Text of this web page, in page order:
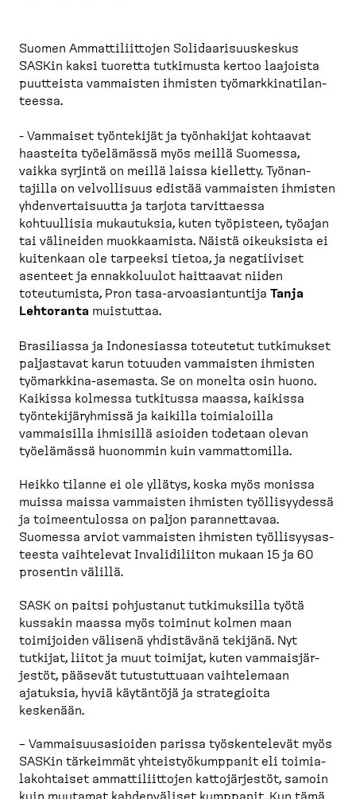
Suomen Ammatti­liittojen Solidaa­ri­suus­keskus
SASKin kaksi tuoretta tutkimusta kertoo laajoista
puutteista vammaisten ihmisten työmark­ki­na­ti­lan­
teessa.
- Vammaiset työntekijät ja työnhakijat kohtaavat
haasteita työelämässä myös meillä Suomessa,
vaikka syrjintä on meillä laissa kielletty. Työnan­
tajilla on velvol­lisuus edistää vammaisten ihmisten
yhdenver­tai­suutta ja tarjota tarvit­taessa
kohtuullisia mukautuksia, kuten työpisteen, työajan
tai välineiden muokkaamista. Näistä oikeuksista ei
kuitenkaan ole tarpeeksi tietoa, ja negatiiviset
asenteet ja ennakko­luulot haittaavat niiden
toteutumista, Pron tasa-​arvoasian­tuntija Tanja
Lehtoranta muistuttaa.
Brasiliassa ja Indone­siassa toteutetut tutkimukset
paljastavat karun totuuden vammaisten ihmisten
työmarkkina-​asemasta. Se on monelta osin huono.
Kaikissa kolmessa tutkitussa maassa, kaikissa
työnte­ki­jä­ryhmissä ja kaikilla toimia­loilla
vammaisilla ihmisillä asioiden todetaan olevan
työelämässä huonommin kuin vammat­tomilla.
Heikko tilanne ei ole yllätys, koska myös monissa
muissa maissa vammaisten ihmisten työlli­syydessä
ja toimeen­tulossa on paljon parannettavaa.
Suomessa arviot vammaisten ihmisten työlli­syy­sas­
teesta vaihtelevat Invali­di­liiton mukaan 15 ja 60
prosentin välillä.
SASK on paitsi pohjustanut tutkimuksilla työtä
kussakin maassa myös toiminut kolmen maan
toimijoiden välisenä yhdistävänä tekijänä. Nyt
tutkijat, liitot ja muut toimijat, kuten vammais­jär­
jestöt, pääsevät tutustuttuaan vaihte­lemaan
ajatuksia, hyviä käytäntöjä ja strate­gioita
keskenään.
– Vammai­suus­asioiden parissa työsken­televät myös
SASKin tärkeimmät yhteis­työ­kumppanit eli toimia­
la­koh­taiset ammatti­liittojen kattojär­jestöt, samoin